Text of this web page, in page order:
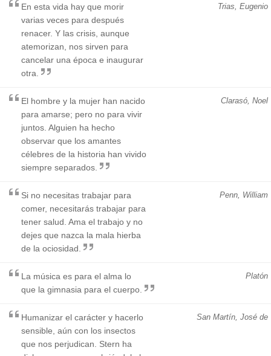
Trias, Eugenio
En esta vida hay que morir
varias veces para después
renacer. Y las crisis, aunque
atemorizan, nos sirven para
cancelar una época e inaugurar
otra.
Clarasó, Noel
El hombre y la mujer han nacido
para amarse; pero no para vivir
juntos. Alguien ha hecho
observar que los amantes
célebres de la historia han vivido
siempre separados.
Penn, William
Si no necesitas trabajar para
comer, necesitarás trabajar para
tener salud. Ama el trabajo y no
dejes que nazca la mala hierba
de la ociosidad.
Platón
La música es para el alma lo
que la gimnasia para el cuerpo.
San Martín, José de
Humanizar el carácter y hacerlo
sensible, aún con los insectos
que nos perjudican. Stern ha